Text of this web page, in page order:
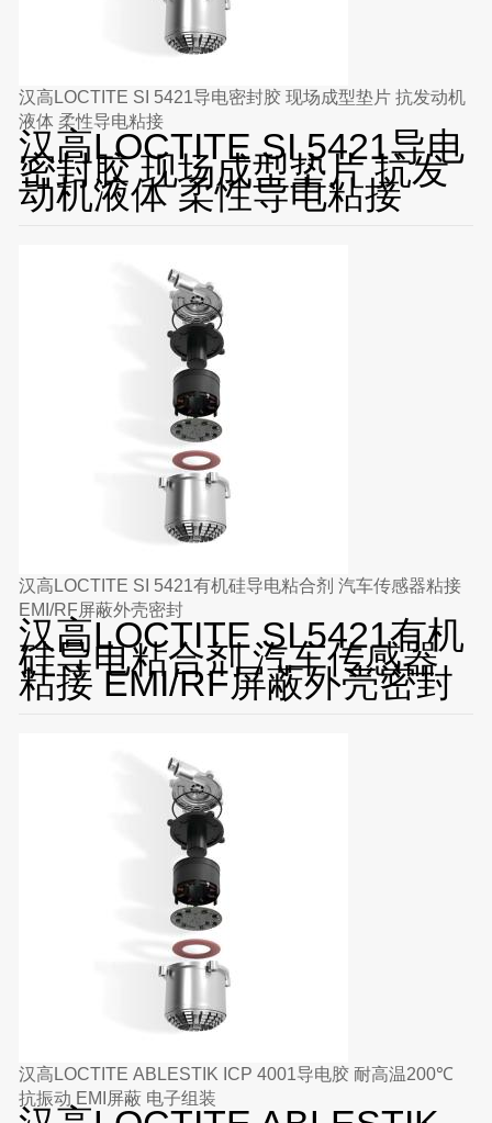
汉高LOCTITE SI 5421导电密封胶 现场成型垫片 抗发动机
液体 柔性导电粘接
汉高LOCTITE SI 5421导电
密封胶 现场成型垫片 抗发
动机液体 柔性导电粘接
汉高LOCTITE SI 5421有机硅导电粘合剂 汽车传感器粘接
EMI/RF屏蔽外壳密封
汉高LOCTITE SI 5421有机
硅导电粘合剂 汽车传感器
粘接 EMI/RF屏蔽外壳密封
汉高LOCTITE ABLESTIK ICP 4001导电胶 耐高温200℃
抗振动 EMI屏蔽 电子组装